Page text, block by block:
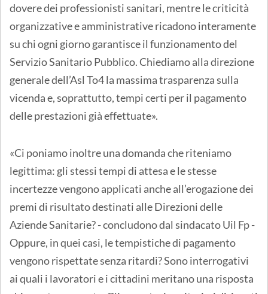
dovere dei professionisti sanitari, mentre le criticità
organizzative e amministrative ricadono interamente
su chi ogni giorno garantisce il funzionamento del
Servizio Sanitario Pubblico. Chiediamo alla direzione
generale dell’Asl To4 la massima trasparenza sulla
vicenda e, soprattutto, tempi certi per il pagamento
delle prestazioni già effettuate».
«Ci poniamo inoltre una domanda che riteniamo
legittima: gli stessi tempi di attesa e le stesse
incertezze vengono applicati anche all’erogazione dei
premi di risultato destinati alle Direzioni delle
Aziende Sanitarie? - concludono dal sindacato Uil Fp -
Oppure, in quei casi, le tempistiche di pagamento
vengono rispettate senza ritardi? Sono interrogativi
ai quali i lavoratori e i cittadini meritano una risposta